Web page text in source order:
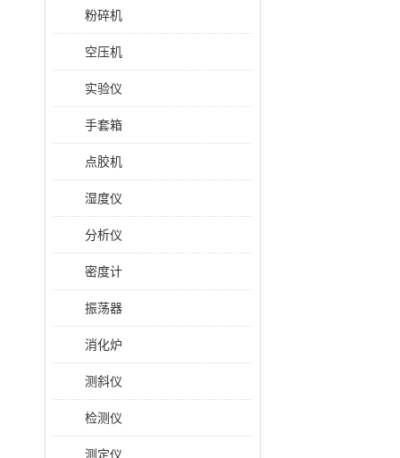
粉碎机
空压机
实验仪
手套箱
点胶机
湿度仪
分析仪
密度计
振荡器
消化炉
测斜仪
检测仪
测定仪